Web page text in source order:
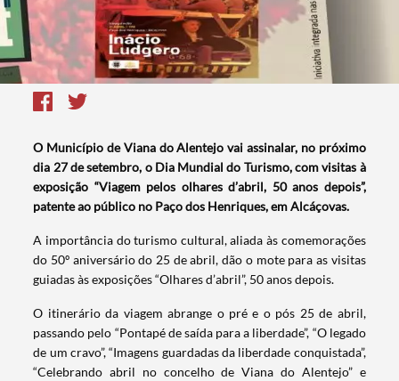
O Município de Viana do Alentejo vai assinalar, no próximo
dia 27 de setembro, o Dia Mundial do Turismo, com visitas à
exposição “Viagem pelos olhares d’abril, 50 anos depois”,
patente ao público no Paço dos Henriques, em Alcáçovas.
A importância do turismo cultural, aliada às comemorações
do 50º aniversário do 25 de abril, dão o mote para as visitas
guiadas às exposições “Olhares d’abril”, 50 anos depois.
O itinerário da viagem abrange o pré e o pós 25 de abril,
passando pelo “Pontapé de saída para a liberdade”, “O legado
de um cravo”, “Imagens guardadas da liberdade conquistada”,
“Celebrando abril no concelho de Viana do Alentejo” e